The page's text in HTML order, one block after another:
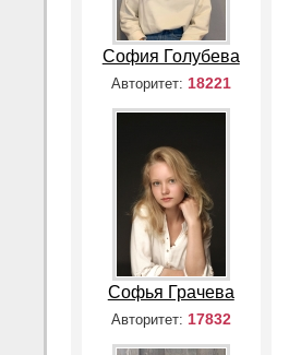
София Голубева
Авторитет: 18221
Софья Грачева
Авторитет: 17832